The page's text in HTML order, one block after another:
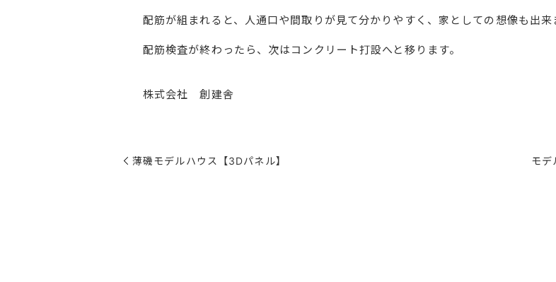
配筋が組まれると、人通口や間取りが見て分かりやすく、家としての想像も出来
配筋検査が終わったら、次はコンクリート打設へと移ります。
株式会社 創建舎
薄磯モデルハウス【3Dパネル】 モデ